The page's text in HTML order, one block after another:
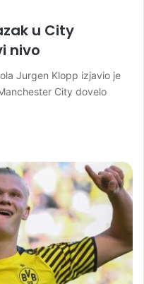
u City
nivo
Jurgen Klopp izjavio je
City dovelo